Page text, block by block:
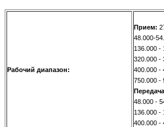
Рабочий диапазон:
Прием:
48.000-
136.000 -
320.000 -
400.000 -
750.000 -
48.000 -
136.000 -
400.000 -